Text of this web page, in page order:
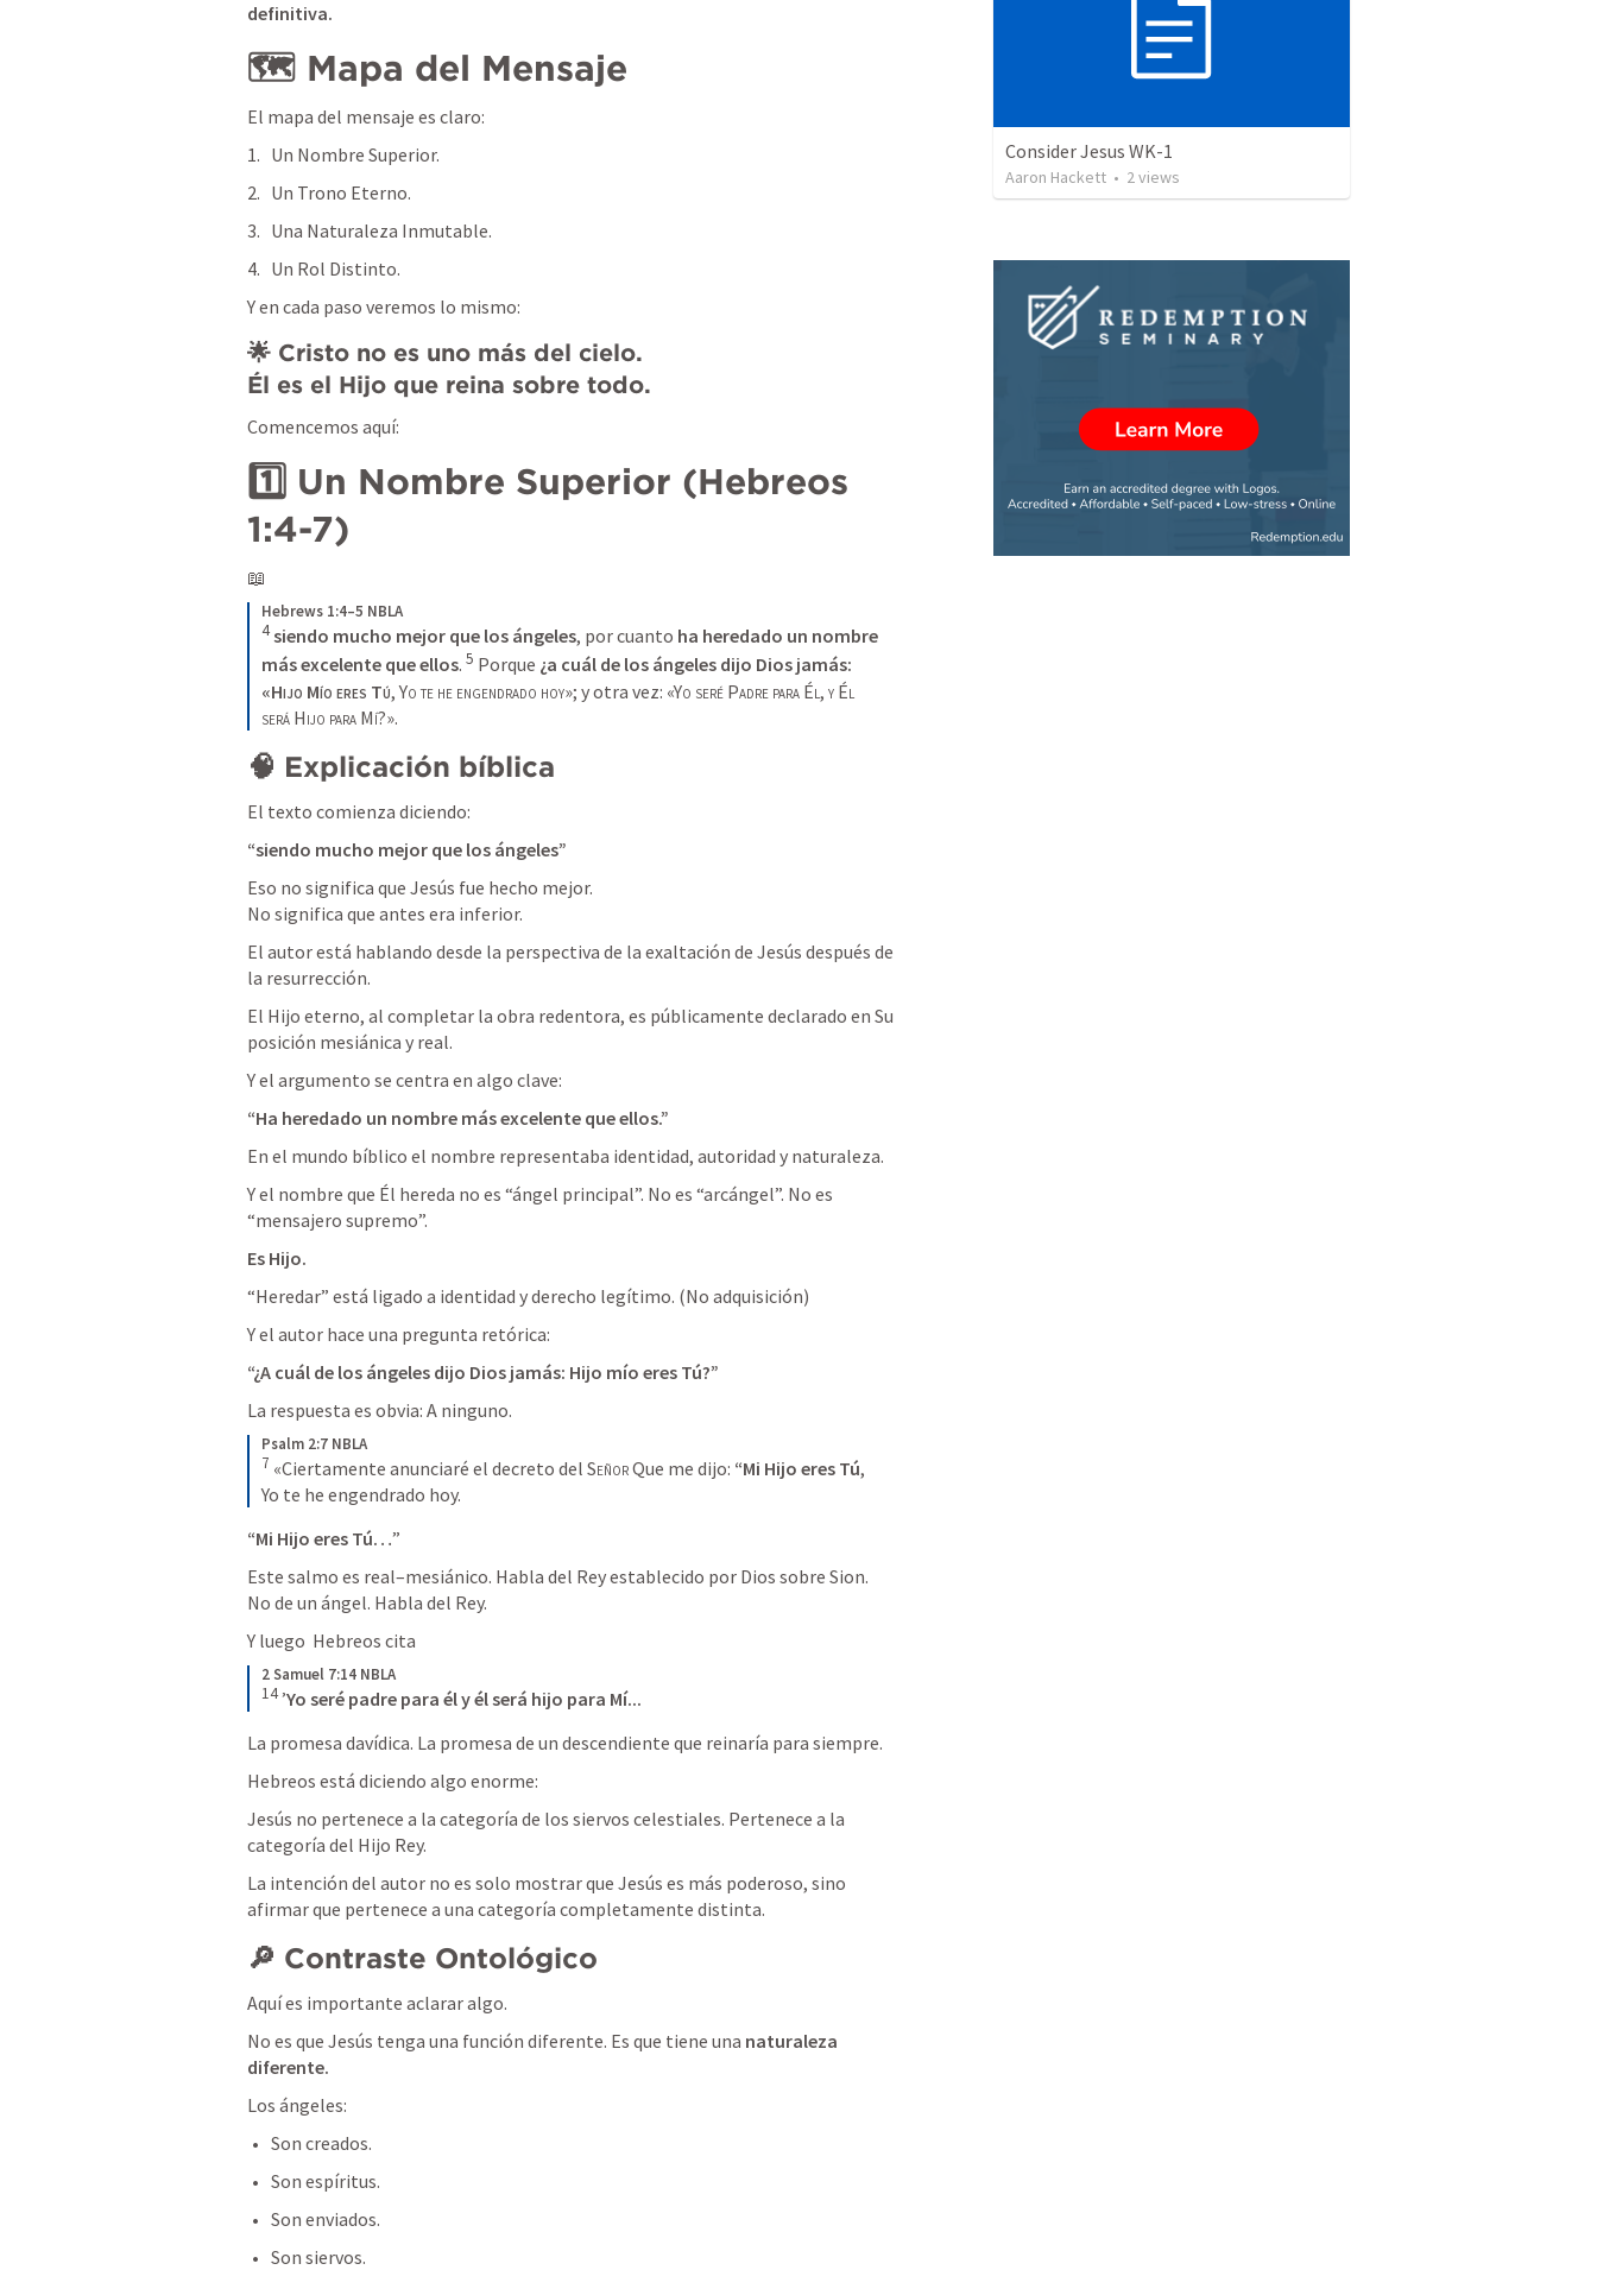
definitiva.
🗺 Mapa del Mensaje
El mapa del mensaje es claro:
Un Nombre Superior.
Un Trono Eterno.
Una Naturaleza Inmutable.
Un Rol Distinto.
Y en cada paso veremos lo mismo:
🌟 Cristo no es uno más del cielo.
Él es el Hijo que reina sobre todo.
Comencemos aquí:
1️⃣ Un Nombre Superior (Hebreos
1:4-7)
📖
Hebrews 1:4–5 NBLA
4siendo mucho mejor que los ángeles, por cuanto ha heredado un nombre
más excelente que ellos. 5 Porque ¿a cuál de los ángeles dijo Dios jamás:
«Hijo Mío eres Tú, Yo te he engendrado hoy»; y otra vez: «Yo seré Padre para Él, y Él
será Hijo para Mí?».
🧠 Explicación bíblica
El texto comienza diciendo:
“siendo mucho mejor que los ángeles”
Eso no significa que Jesús fue hecho mejor.
No significa que antes era inferior.
El autor está hablando desde la perspectiva de la exaltación de Jesús después de
la resurrección.
El Hijo eterno, al completar la obra redentora, es públicamente declarado en Su
posición mesiánica y real.
Y el argumento se centra en algo clave:
“Ha heredado un nombre más excelente que ellos.”
En el mundo bíblico el nombre representaba identidad, autoridad y naturaleza.
Y el nombre que Él hereda no es “ángel principal”. No es “arcángel”. No es
“mensajero supremo”.
Es Hijo.
“Heredar” está ligado a identidad y derecho legítimo. (No adquisición)
Y el autor hace una pregunta retórica:
“¿A cuál de los ángeles dijo Dios jamás: Hijo mío eres Tú?”
La respuesta es obvia: A ninguno.
Psalm 2:7 NBLA
7 «Ciertamente anunciaré el decreto del Señor Que me dijo: “Mi Hijo eres Tú,
Yo te he engendrado hoy.
“Mi Hijo eres Tú…”
Este salmo es real–mesiánico. Habla del Rey establecido por Dios sobre Sion.
No de un ángel. Habla del Rey.
Y luego  Hebreos cita
2 Samuel 7:14 NBLA
14 ’Yo seré padre para él y él será hijo para Mí...
La promesa davídica. La promesa de un descendiente que reinaría para siempre.
Hebreos está diciendo algo enorme:
Jesús no pertenece a la categoría de los siervos celestiales. Pertenece a la
categoría del Hijo Rey.
La intención del autor no es solo mostrar que Jesús es más poderoso, sino
afirmar que pertenece a una categoría completamente distinta.
🔎 Contraste Ontológico
Aquí es importante aclarar algo.
No es que Jesús tenga una función diferente. Es que tiene una naturaleza
diferente.
Los ángeles:
Son creados.
Son espíritus.
Son enviados.
Son siervos.
Consider Jesus WK-1
Aaron Hackett • 2 views